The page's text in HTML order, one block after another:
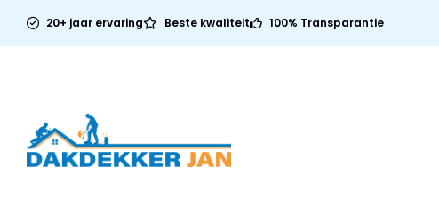
20+ jaar ervaring Beste kwaliteit 100% Transparantie